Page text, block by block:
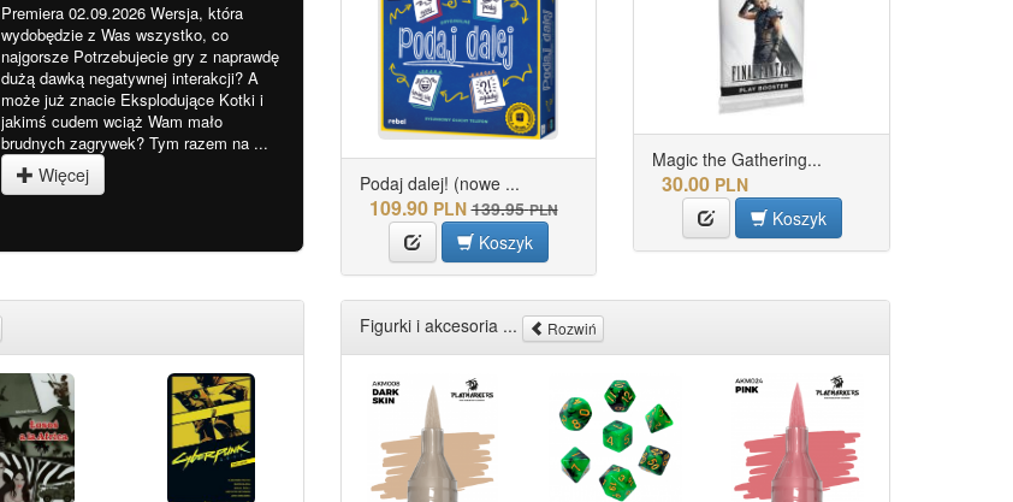
Premiera 02.09.2026 Wersja, która
wydobędzie z Was wszystko, co
najgorsze Potrzebujecie gry z naprawdę
dużą dawką negatywnej interakcji? A
może już znacie Eksplodujące Kotki i
jakimś cudem wciąż Wam mało
brudnych zagrywek? Tym razem na ...
Więcej Podaj dalej! (nowe ...
109.90 PLN 139.95 PLN
Koszyk
Magic the Gathering...
30.00 PLN
Koszyk
Figurki i akcesoria ... Rozwiń